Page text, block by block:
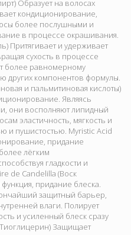
Образует на волосах
кондиционирование,
более послушными и
в процессе окрашивания.
Притягивает и удерживает
сухость в процессе
более равномерному
других компонентов формулы.
и пальмитиновая кислоты)
Являясь
они восполняют липидный
эластичность, мягкость и
и пушистостью. Myristic Acid
придание
лёгким
гладкости и
de Candelilla (Воск
придание блеска.
защитный барьер,
влаги. Полирует
и усиленный блеск сразу
Защищает